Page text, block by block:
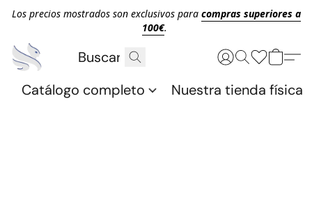
Los precios mostrados son exclusivos para compras superiores a
100€.
Catálogo completo Nuestra tienda física